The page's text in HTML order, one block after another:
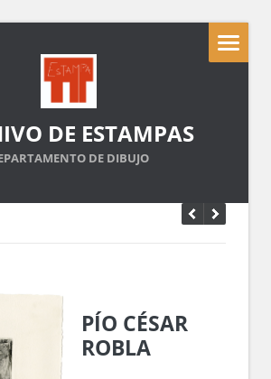
DE ESTAMPAS
DE DIBUJO
PÍO CÉSAR
ROBLA